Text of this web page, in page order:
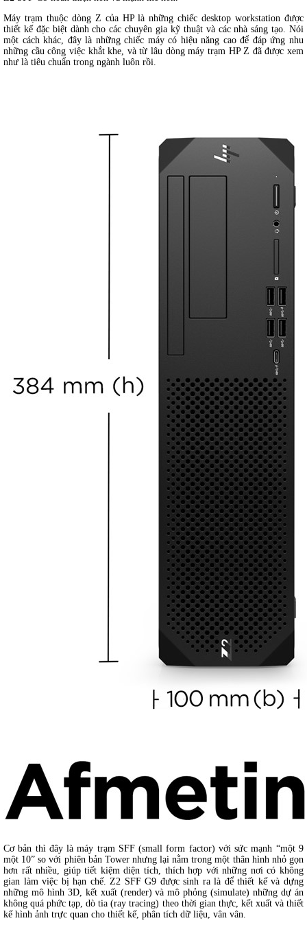
Máy trạm thuộc dòng Z của HP là những chiếc desktop workstation được
thiết kế đặc biệt dành cho các chuyên gia kỹ thuật và các nhà sáng tạo. Nói
một cách khác, đây là những chiếc máy có hiệu năng cao để đáp ứng nhu
những cầu công việc khắt khe, và từ lâu dòng máy trạm HP Z đã được xem
như là tiêu chuẩn trong ngành luôn rồi.
Cơ bản thì đây là máy trạm SFF (small form factor) với sức mạnh “một 9
một 10” so với phiên bản Tower nhưng lại nằm trong một thân hình nhỏ gọn
hơn rất nhiều, giúp tiết kiệm diện tích, thích hợp với những nơi có không
gian làm việc bị hạn chế. Z2 SFF G9 được sinh ra là để thiết kế và dựng
những mô hình 3D, kết xuất (render) và mô phỏng (simulate) những dự án
không quá phức tạp, dò tia (ray tracing) theo thời gian thực, kết xuất và thiết
kế hình ảnh trực quan cho thiết kế, phân tích dữ liệu, vân vân.